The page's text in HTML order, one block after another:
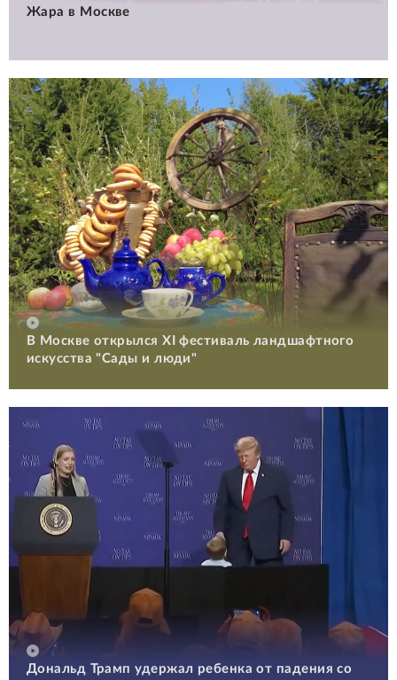
Жара в Москве
В Москве открылся XI фестиваль ландшафтного
искусства "Сады и люди"
Дональд Трамп удержал ребенка от падения со